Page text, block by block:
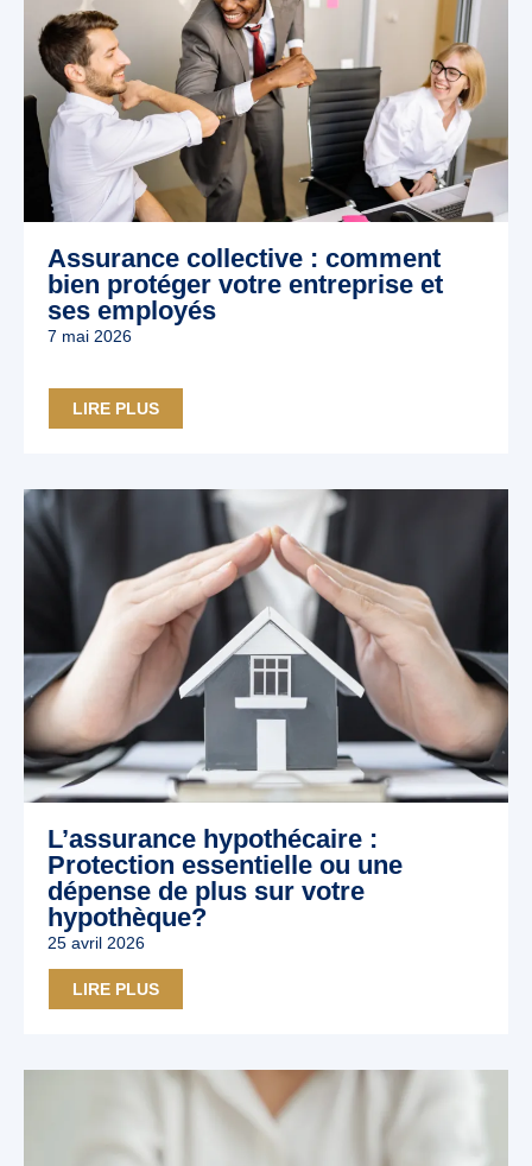
Assurance collective : comment
bien protéger votre entreprise et
ses employés
7 mai 2026
LIRE PLUS
L’assurance hypothécaire :
Protection essentielle ou une
dépense de plus sur votre
hypothèque?
25 avril 2026
LIRE PLUS